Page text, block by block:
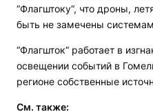
“Флагштоку“, что дроны,
быть не замечены
“Флагшток“ работает в
освещении событий в
регионе собственные
См. также: